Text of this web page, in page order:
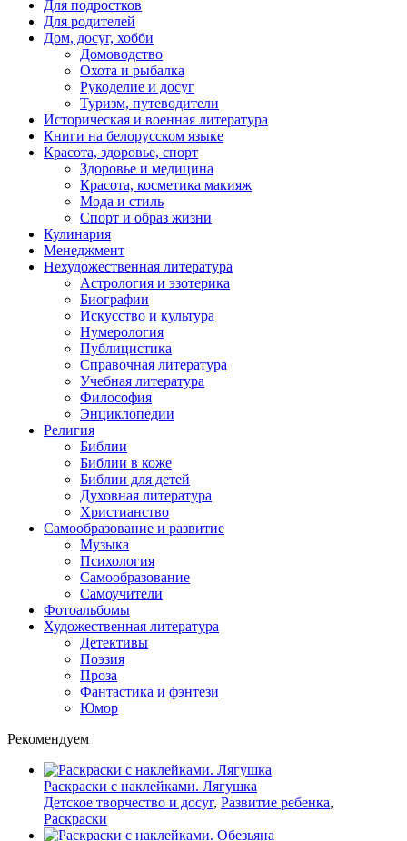
Для подростков
Для родителей
Дом, досуг, хобби
Домоводство
Охота и рыбалка
Рукоделие и досуг
Туризм, путеводители
Историческая и военная литература
Книги на белорусском языке
Красота, здоровье, спорт
Здоровье и медицина
Красота, косметика макияж
Мода и стиль
Спорт и образ жизни
Кулинария
Менеджмент
Нехудожественная литература
Астрология и эзотерика
Биографии
Искусство и культура
Нумерология
Публицистика
Справочная литература
Учебная литература
Философия
Энциклопедии
Религия
Библии
Библии в коже
Библии для детей
Духовная литература
Христианство
Самообразование и развитие
Музыка
Психология
Самообразование
Самоучители
Фотоальбомы
Художественная литература
Детективы
Поэзия
Проза
Фантастика и фэнтези
Юмор
Рекомендуем
Раскраски с наклейками. Лягушка
Детское творчество и досуг, Развитие ребенка,
Раскраски